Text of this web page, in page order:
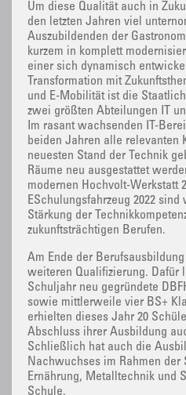
Um diese Qualität auch in
den letzten Jahren viel
Auszubildenden der
kurzem in komplett
einer sich dynamisch
Transformation mit
und E-Mobilität ist die
zwei größten Abteilungen IT
Im rasant wachsenden IT-
beiden Jahren alle relevanten
neuesten Stand der Technik
Räume neu ausgestattet
modernen Hochvolt-Werkstatt
ESchulungsfahrzeug 2022
Stärkung der
zukunftsträchtigen Berufen.
Am Ende der
weiteren Qualifizierung. Dafür
Schuljahr neu gegründete
sowie mittlerweile vier BS+
erhielten dieses Jahr 20
Abschluss ihrer Ausbildung
Schließlich hat auch die
Nachwuchses im Rahmen der
Ernährung, Metalltechnik und
Schule.